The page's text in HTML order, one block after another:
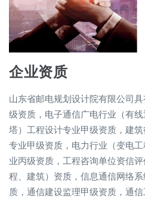
企业资质
山东省邮电规划设计院有限公司
级资质，电子通信广电行业（有
塔）工程设计专业甲级资质，建
专业甲级资质，电力行业（变电
业丙级资质，工程咨询单位资信
程、建筑）资质，信息通信网络
质，通信建设监理甲级资质，通